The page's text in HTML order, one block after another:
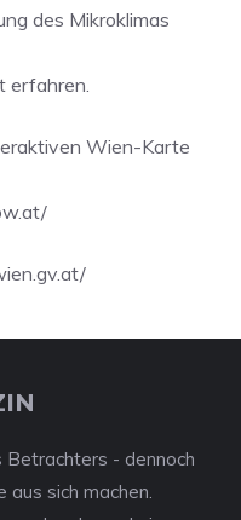
des Mikroklimas
erfahren.
Wien-Karte
Betrachters - dennoch
sich machen.